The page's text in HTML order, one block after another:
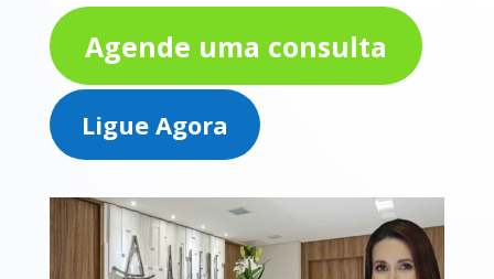
Agende uma consulta
Ligue Agora